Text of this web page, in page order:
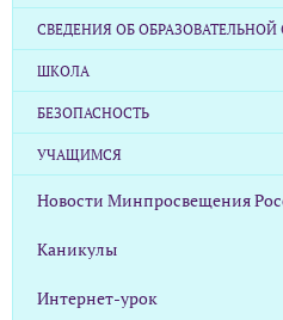
СВЕДЕНИЯ ОБ
ШКОЛА
БЕЗОПАСНОСТЬ
УЧАЩИМСЯ
Новости Минпросвещения
Каникулы
Интернет-урок